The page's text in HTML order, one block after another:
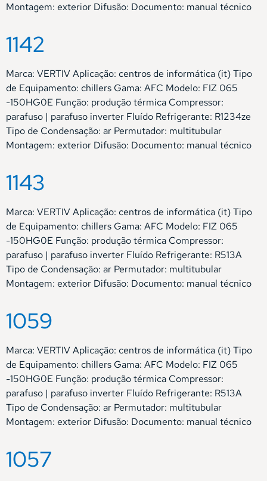
Montagem: exterior Difusão: Documento: manual técnico
1142
Marca: VERTIV Aplicação: centros de informática (it) Tipo
de Equipamento: chillers Gama: AFC Modelo: FIZ 065
-150HG0E Função: produção térmica Compressor:
parafuso | parafuso inverter Fluído Refrigerante: R1234ze
Tipo de Condensação: ar Permutador: multitubular
Montagem: exterior Difusão: Documento: manual técnico
1143
Marca: VERTIV Aplicação: centros de informática (it) Tipo
de Equipamento: chillers Gama: AFC Modelo: FIZ 065
-150HG0E Função: produção térmica Compressor:
parafuso | parafuso inverter Fluído Refrigerante: R513A
Tipo de Condensação: ar Permutador: multitubular
Montagem: exterior Difusão: Documento: manual técnico
1059
Marca: VERTIV Aplicação: centros de informática (it) Tipo
de Equipamento: chillers Gama: AFC Modelo: FIZ 065
-150HG0E Função: produção térmica Compressor:
parafuso | parafuso inverter Fluído Refrigerante: R513A
Tipo de Condensação: ar Permutador: multitubular
Montagem: exterior Difusão: Documento: manual técnico
1057